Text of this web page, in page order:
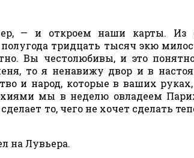
— и откроем наши карты. Из
тридцать тысяч экю
Вы честолюбивы, и это
то я ненавижу двор и в
и народ, которые в ваших
мы в неделю овладеем
то, чего не хочет сделать
на Лувьера.